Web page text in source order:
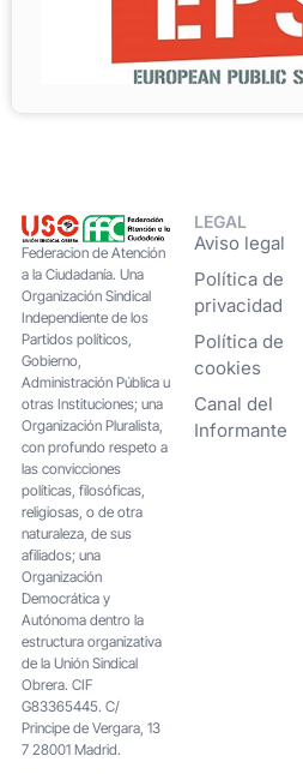
Federacion de Atención
a la Ciudadanía. Una
Organización Sindical
Independiente de los
Partidos políticos,
Gobierno,
Administración Pública u
otras Instituciones; una
Organización Pluralista,
con profundo respeto a
las convicciones
políticas, filosóficas,
religiosas, o de otra
naturaleza, de sus
afiliados; una
Organización
Democrática y
Autónoma dentro la
estructura organizativa
de la Unión Sindical
Obrera. CIF
G83365445. C/
Principe de Vergara, 13
7 28001 Madrid.
LEGAL
Aviso legal
Política de
privacidad
Política de
cookies
Canal del
Informante